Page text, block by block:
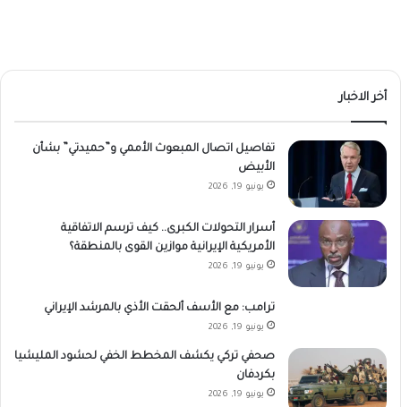
أخر الاخبار
تفاصيل اتصال المبعوث الأممي و”حميدتي” بشأن
الأبيض
يونيو 19, 2026
أسرار التحولات الكبرى.. كيف ترسم الاتفاقية
الأمريكية الإيرانية موازين القوى بالمنطقة؟
يونيو 19, 2026
ترامب: مع الأسف ألحقت الأذي بالمرشد الإيراني
يونيو 19, 2026
صحفي تركي يكشف المخطط الخفي لحشود المليشيا
بكردفان
يونيو 19, 2026